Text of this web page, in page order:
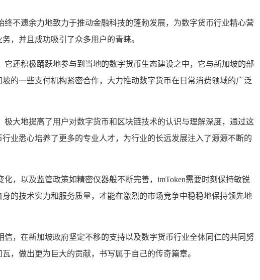
不遗余力地致力于推动金融科技的蓬勃发展，为数字货币行业精心营
，并且成功吸引了众多用户的青睐。
还积极踊跃地参与到当地的数字货币生态建设之中，它与新加坡的部
的一些支付机构紧密合作，大力推动数字货币在日常消费领域的广泛
大地提高了用户对数字货币和区块链技术的认识与理解深度，通过这
业悉心培养了更多的专业人才，为行业的长远发展注入了源源不断的
，以及监管政策如精密仪器般不断完善，imToken需要时刻保持敏锐
的技术实力和服务质量，才能在激烈的市场竞争中稳稳地保持领先地
，在新加坡政府坚定不移的支持以及数字货币行业全体同仁的共同努
，做出更为巨大的贡献，书写属于自己的传奇篇章。